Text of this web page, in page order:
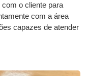
o cliente para
com a área
capazes de atender